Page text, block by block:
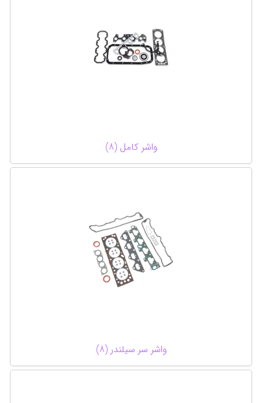
واشر کامل (8)
واشر سر سیلندر (8)